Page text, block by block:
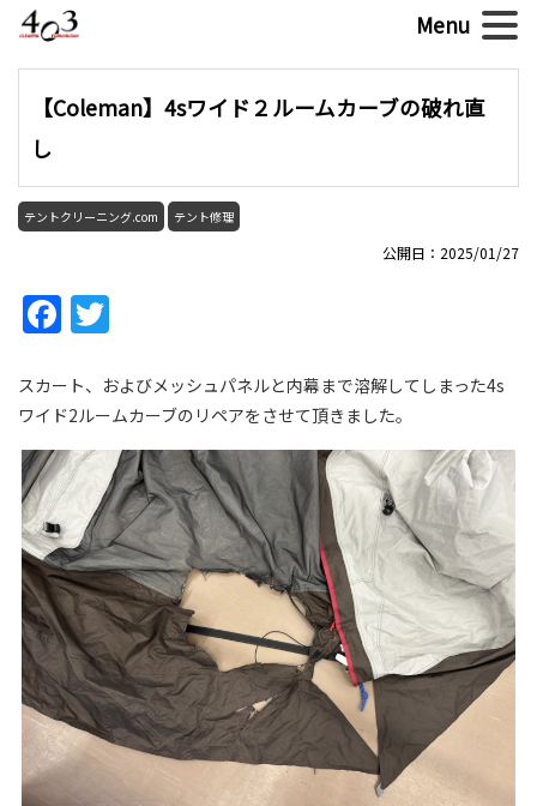
【Coleman】4sワイド２ルームカーブの破れ直
し
テントクリーニング.com テント修理
公開日：2025/01/27
Facebook
スカート、およびメッシュパネルと内幕まで溶解してしまった4s
ワイド2ルームカーブのリペアをさせて頂きました。